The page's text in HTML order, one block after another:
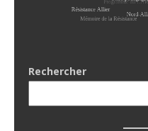
Rechercher